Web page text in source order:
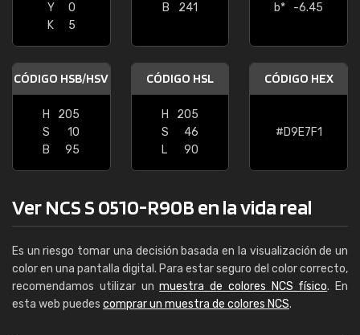
Y
0
K
5
B
241
b*
-6.45
CÓDIGO HSB/HSV
H
205
S
10
B
95
CÓDIGO HSL
H
205
S
46
L
90
CÓDIGO HEX
#D9E7F1
Ver NCS S 0510-R90B en la vida real
Es un riesgo tomar una decisión basada en la visualización de un
color en una pantalla digital. Para estar seguro del color correcto,
recomendamos utilizar unmuestra de colores NCS físico. En
esta web puedes comprar un muestra de colores NCS.